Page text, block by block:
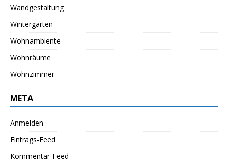
Wandgestaltung
Wintergarten
Wohnambiente
Wohnräume
Wohnzimmer
META
Anmelden
Eintrags-Feed
Kommentar-Feed